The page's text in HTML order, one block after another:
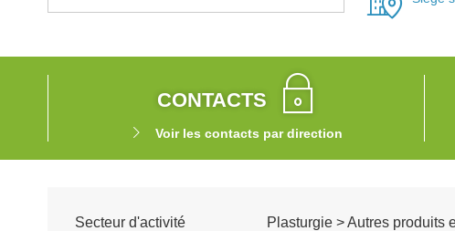
CONTACTS
Voir les contacts par direction
Secteur d'activité Plasturgie > Autres produits